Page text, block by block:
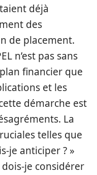
déjà
des
de placement.
n’est pas sans
financier que
et les
démarche est
La
telles que
je anticiper ? »
je considérer